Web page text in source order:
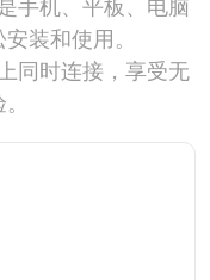
装和使用。
同时连接，享受无